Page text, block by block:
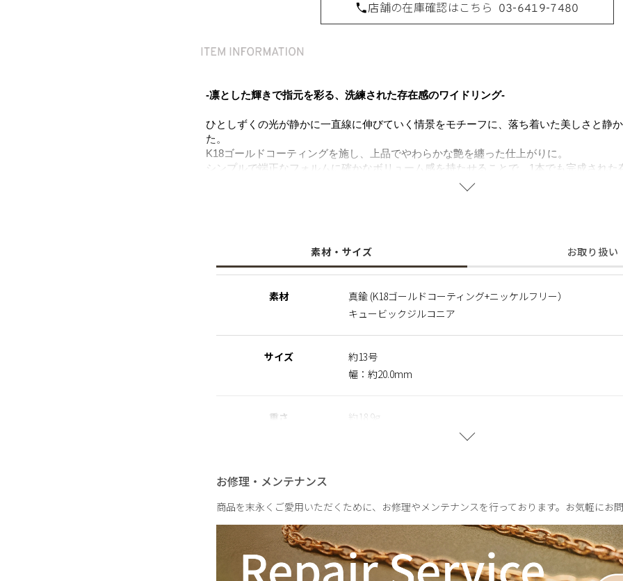
店舗の在庫確認はこちら 03-6419-7480
-凛とした輝きで指元を彩る、洗練された存在感のワイドリング-
ひとしずくの光が静かに一直線に伸びていく情景をモチーフに、落ち着いた美しさと静
た。
K18ゴールドコーティングを施し、上品でやわらかな艶を纏った仕上がりに。
シンプルで端正なフォルムに確かなボリューム感を持たせることで、1本でも完成された
上下の側面には細かなキュービックジルコニアを丁寧にセッティングし、指を動かすた
※ニッケルフリー
れた素材を指します。
ひとしずくの光が描く軌跡を、ジュエリーに映し取ったコレクション。
雨粒が静かに落ちる瞬間や、光をまとってきらめく情景をイメージしたデザインが、繊細
雨の日さえも、少し好きになる。ふとした瞬間を特別にするシリーズです。
素材・サイズ お取り扱い
素材
真鍮 (K18ゴールドコーティング+ニッケルフリー）
キュービックジルコニア
サイズ
約13号
幅：約20.0mm
重さ 約18.9g
お修理・メンテナンス
商品を末永くご愛用いただくために、お修理やメンテナンスを行っております。お気軽にお